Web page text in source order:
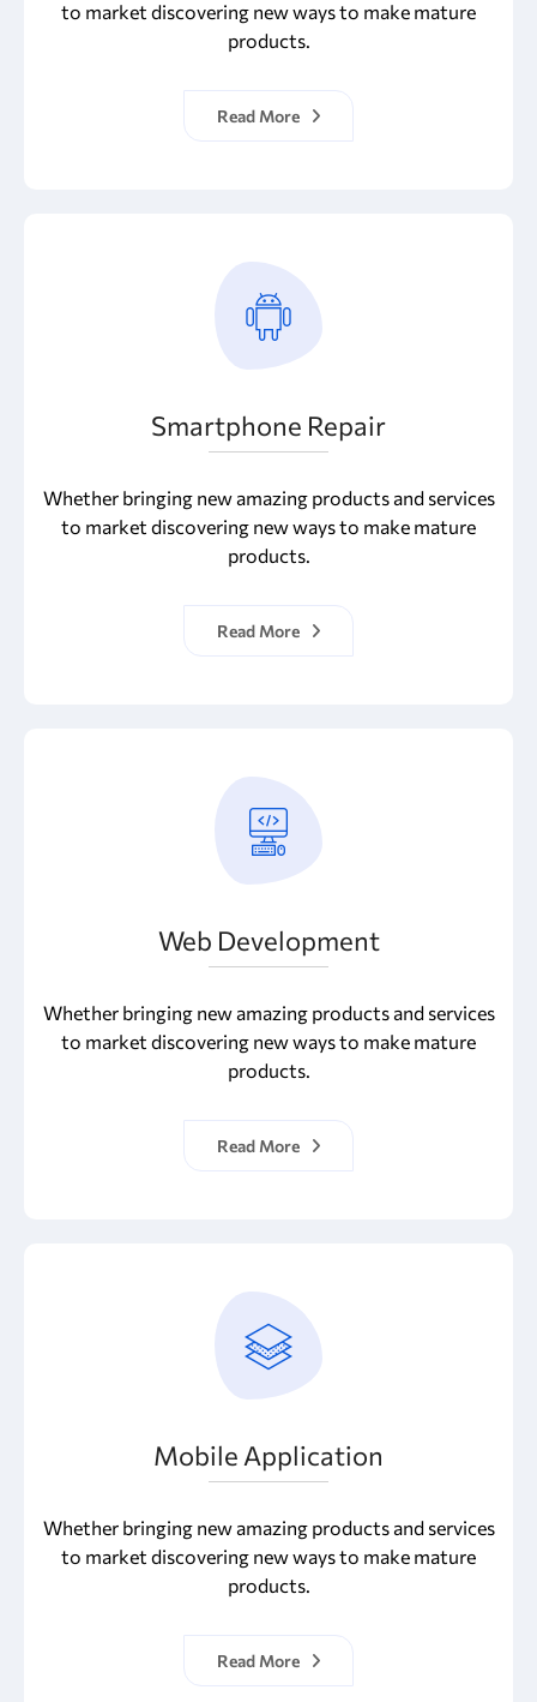
to market discovering new ways to make mature
products.
Read More
Smartphone Repair
Whether bringing new amazing products and services
to market discovering new ways to make mature
products.
Read More
Web Development
Whether bringing new amazing products and services
to market discovering new ways to make mature
products.
Read More
Mobile Application
Whether bringing new amazing products and services
to market discovering new ways to make mature
products.
Read More